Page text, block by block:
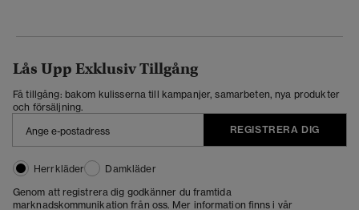
Lås Upp Exklusiv Tillgång
Få tillgång: bakom kulisserna till kampanjer, samarbeten, nya produkter
och försäljning.
REGISTRERA DIG
Herrkläder
Damkläder
Genom att registrera dig godkänner du framtida
marknadskommunikation från oss. Mer information finns i vår